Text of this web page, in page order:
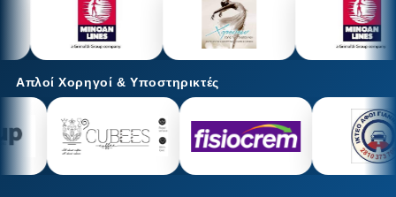
Απλοί Χορηγοί & Υποστηρικτές